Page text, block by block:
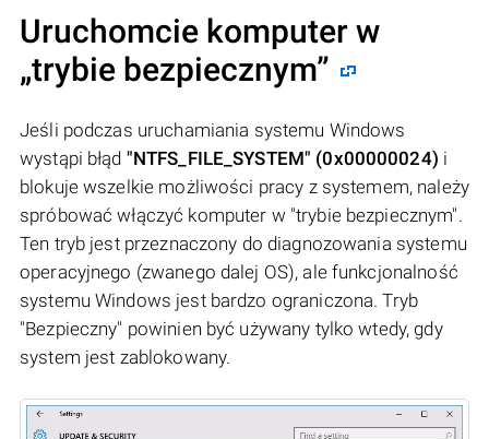
Uruchomcie komputer w
„trybie bezpiecznym”
Jeśli podczas uruchamiania systemu Windows
wystąpi błąd "NTFS_FILE_SYSTEM" (0x00000024) i
blokuje wszelkie możliwości pracy z systemem, należy
spróbować włączyć komputer w "trybie bezpiecznym".
Ten tryb jest przeznaczony do diagnozowania systemu
operacyjnego (zwanego dalej OS), ale funkcjonalność
systemu Windows jest bardzo ograniczona. Tryb
"Bezpieczny" powinien być używany tylko wtedy, gdy
system jest zablokowany.